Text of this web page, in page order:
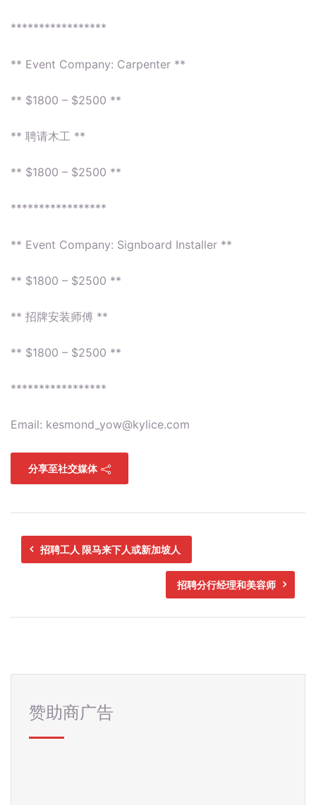
*****************
** Event Company: Carpenter **
** $1800 – $2500 **
** 聘请木工 **
** $1800 – $2500 **
*****************
** Event Company: Signboard Installer **
** $1800 – $2500 **
** 招牌安装师傅 **
** $1800 – $2500 **
*****************
Email: kesmond_yow@kylice.com
分享至社交媒体
招聘工人 限马来下人或新加坡人
招聘分行经理和美容师
赞助商广告